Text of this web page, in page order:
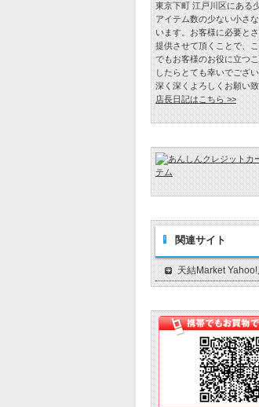
東京下町 江戸川区にある
アイテム数の少ない小さ
います。お客様に必要と
提供させて頂くことで、
でもお客様のお役に立つ
したらとても幸いでござ
深く深くよろしくお願い
店長日記はこちら >>
関連サイト
天結Market